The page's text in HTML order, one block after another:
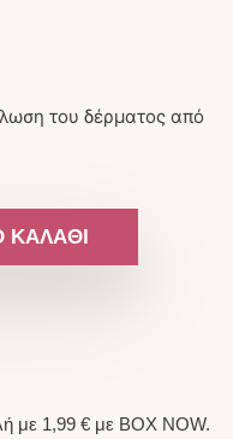
του δέρματος από
με 1,99 € με BOX NOW.